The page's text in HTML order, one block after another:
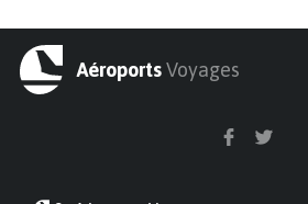
AéroportsVoyages